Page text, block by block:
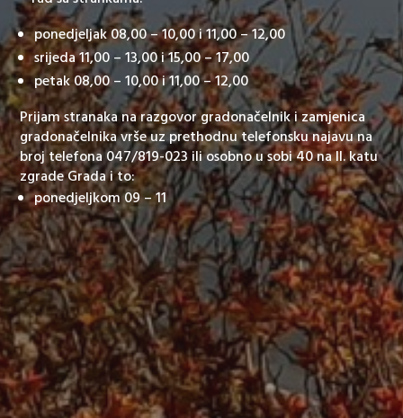
ponedjeljak 08,00 – 10,00 i 11,00 – 12,00
srijeda 11,00 – 13,00 i 15,00 – 17,00
petak 08,00 – 10,00 i 11,00 – 12,00
Prijam stranaka na razgovor gradonačelnik i zamjenica
gradonačelnika vrše uz prethodnu telefonsku najavu na
broj telefona 047/819-023 ili osobno u sobi 40 na II. katu
zgrade Grada i to:
ponedjeljkom 09 – 11